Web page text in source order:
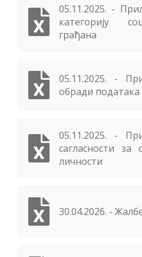
05.11.2025. -
категорију
грађана
05.11.2025. -
обради података
05.11.2025. -
сагласности
личности
30.04.2026. -